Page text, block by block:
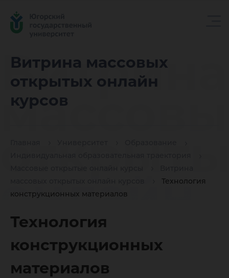
Витрина массовых
открытых онлайн
курсов
Технология
конструкционных материалов
Витрина
онлайн
курсов
Технология
конструкционных
материалов